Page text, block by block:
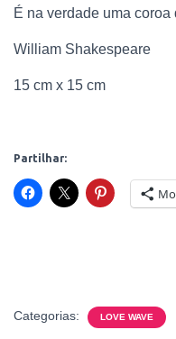
É na verdade uma
William Shakespeare
15 cm x 15 cm
Partilhar:
Categorias: LOVE WAVE